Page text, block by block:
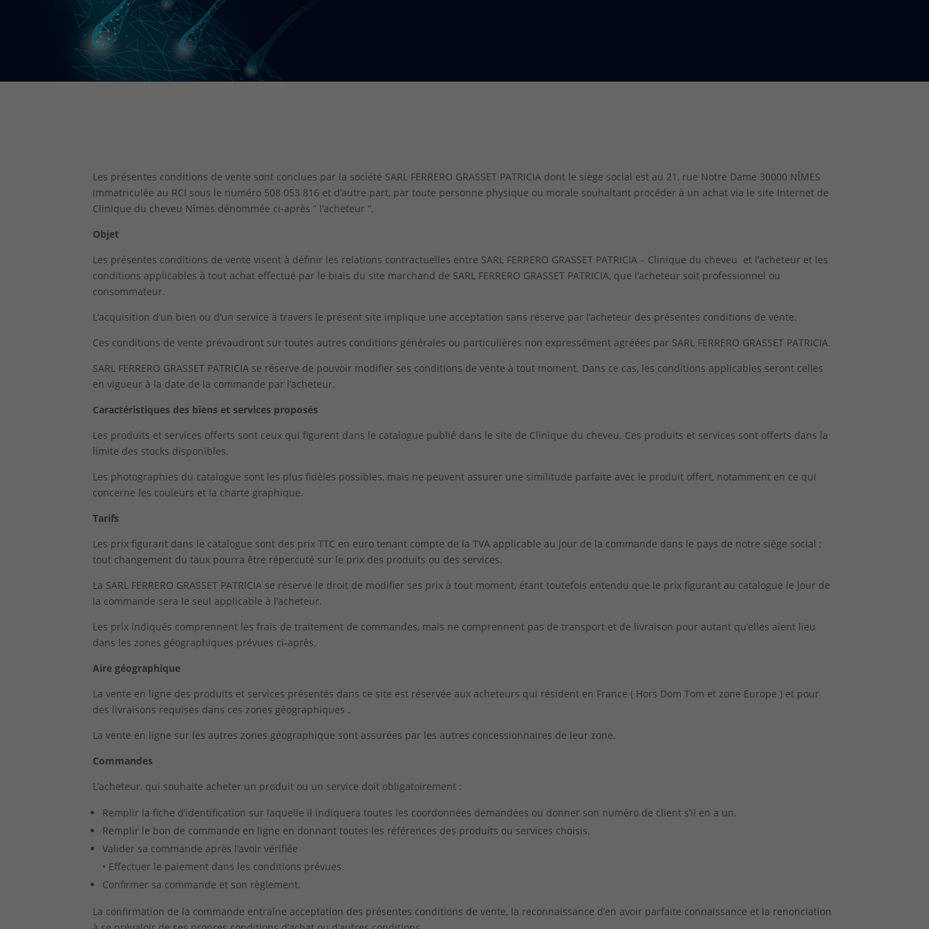
Les présentes conditions de vente sont conclues par la société SARL FERRERO GRASSET PATRICIA dont le siège social est au 21, rue Notre Dame 30000 NÎMES
immatriculée au RCI sous le numéro 508 053 816 et d’autre part, par toute personne physique ou morale souhaitant procéder à un achat via le site Internet de
Clinique du cheveu Nîmes dénommée ci-après ” l’acheteur “.
Objet
Les présentes conditions de vente visent à définir les relations contractuelles entre SARL FERRERO GRASSET PATRICIA – Clinique du cheveu et l’acheteur et les
conditions applicables à tout achat effectué par le biais du site marchand de SARL FERRERO GRASSET PATRICIA, que l’acheteur soit professionnel ou
consommateur.
L’acquisition d’un bien ou d’un service à travers le présent site implique une acceptation sans réserve par l’acheteur des présentes conditions de vente.
Ces conditions de vente prévaudront sur toutes autres conditions générales ou particulières non expressément agréées par SARL FERRERO GRASSET PATRICIA.
SARL FERRERO GRASSET PATRICIA se réserve de pouvoir modifier ses conditions de vente à tout moment. Dans ce cas, les conditions applicables seront celles
en vigueur à la date de la commande par l’acheteur.
Caractéristiques des biens et services proposés
Les produits et services offerts sont ceux qui figurent dans le catalogue publié dans le site de Clinique du cheveu. Ces produits et services sont offerts dans la
limite des stocks disponibles.
Les photographies du catalogue sont les plus fidèles possibles, mais ne peuvent assurer une similitude parfaite avec le produit offert, notamment en ce qui
concerne les couleurs et la charte graphique.
Tarifs
Les prix figurant dans le catalogue sont des prix TTC en euro tenant compte de la TVA applicable au jour de la commande dans le pays de notre siège social ;
tout changement du taux pourra être répercuté sur le prix des produits ou des services.
La SARL FERRERO GRASSET PATRICIA se réserve le droit de modifier ses prix à tout moment, étant toutefois entendu que le prix figurant au catalogue le jour de
la commande sera le seul applicable à l’acheteur.
Les prix indiqués comprennent les frais de traitement de commandes, mais ne comprennent pas de transport et de livraison pour autant qu’elles aient lieu
dans les zones géographiques prévues ci-après.
Aire géographique
La vente en ligne des produits et services présentés dans ce site est réservée aux acheteurs qui résident en France ( Hors Dom Tom et zone Europe ) et pour
des livraisons requises dans ces zones géographiques .
La vente en ligne sur les autres zones géographique sont assurées par les autres concessionnaires de leur zone.
Commandes
L’acheteur, qui souhaite acheter un produit ou un service doit obligatoirement :
Remplir la fiche d’identification sur laquelle il indiquera toutes les coordonnées demandées ou donner son numéro de client s’il en a un.
Remplir le bon de commande en ligne en donnant toutes les références des produits ou services choisis.
Valider sa commande après l’avoir vérifiée
• Effectuer le paiement dans les conditions prévues.
Confirmer sa commande et son règlement.
La confirmation de la commande entraîne acceptation des présentes conditions de vente, la reconnaissance d’en avoir parfaite connaissance et la renonciation